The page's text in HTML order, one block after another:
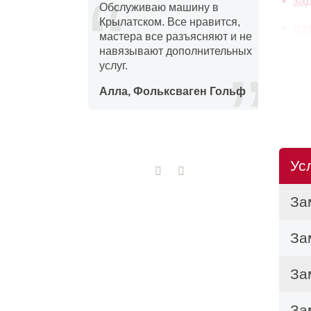
Обслуживаю машину в
Крылатском. Все нравится,
мастера все разъясняют и не
навязывают дополнительных
услуг.
Алла, Фольксваген Гольф
Мы
Для
Для